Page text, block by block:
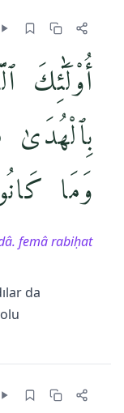
أُو۟لَٰٓئِكَ
وَمَا
femâ rabiḥat
da